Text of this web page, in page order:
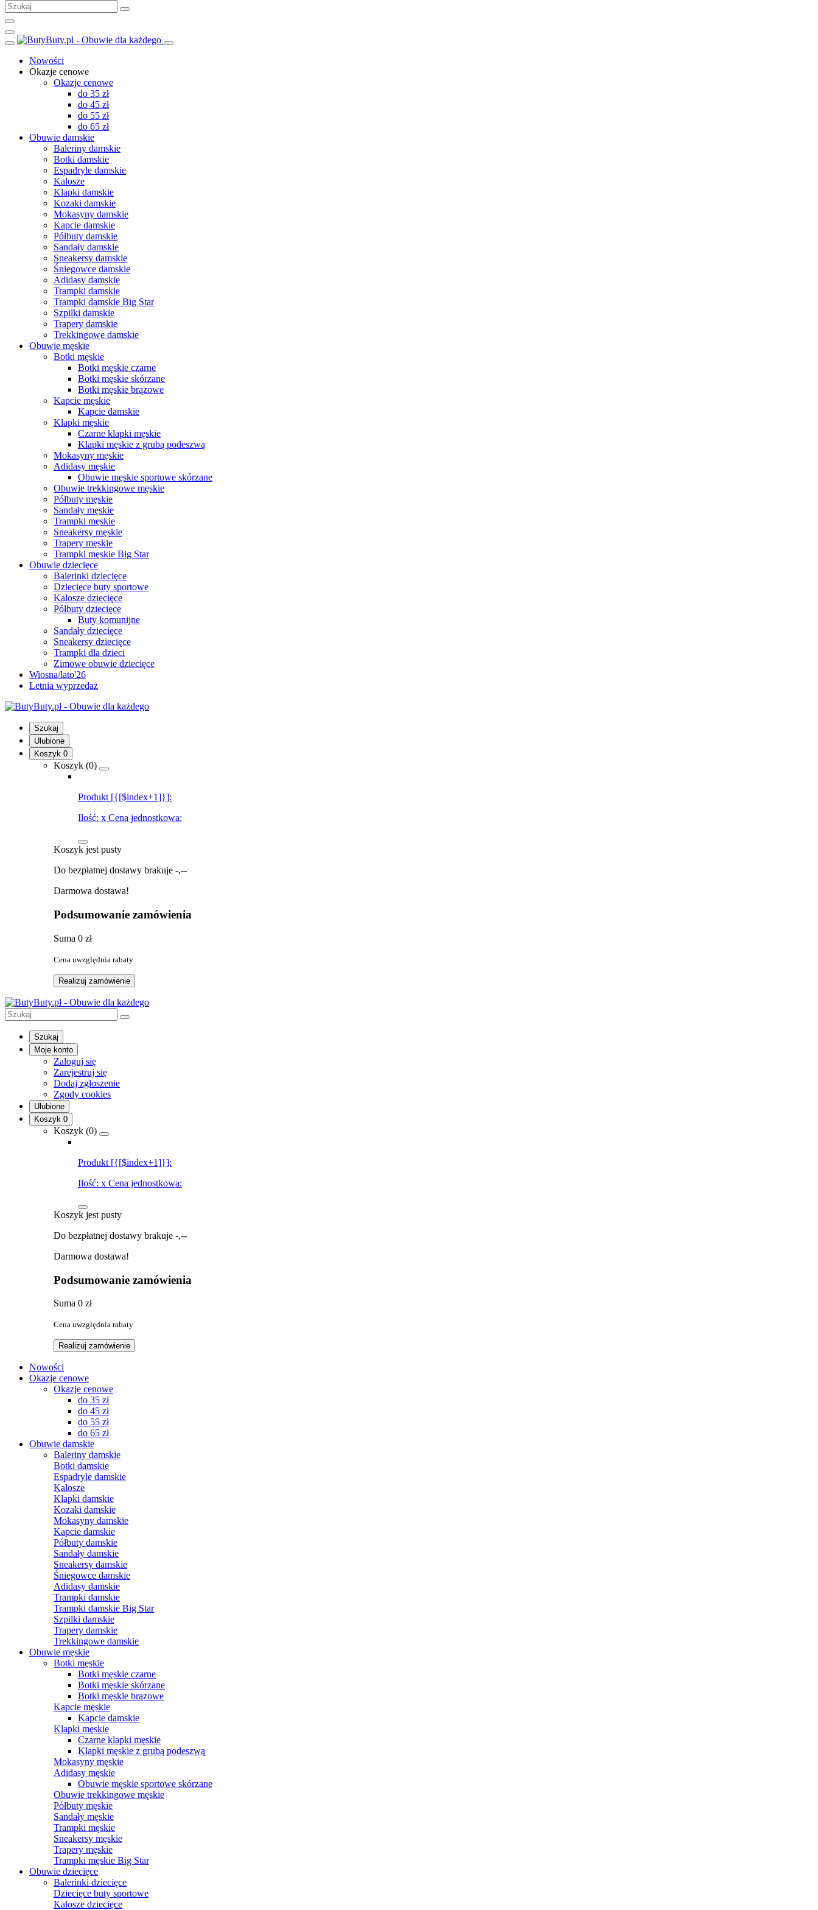
Nowości
Okazje cenowe
Okazje cenowe
do 35 zł
do 45 zł
do 55 zł
do 65 zł
Obuwie damskie
Baleriny damskie
Botki damskie
Espadryle damskie
Kalosze
Klapki damskie
Kozaki damskie
Mokasyny damskie
Kapcie damskie
Półbuty damskie
Sandały damskie
Sneakersy damskie
Śniegowce damskie
Adidasy damskie
Trampki damskie
Trampki damskie Big Star
Szpilki damskie
Trapery damskie
Trekkingowe damskie
Obuwie męskie
Botki męskie
Botki męskie czarne
Botki męskie skórzane
Botki męskie brązowe
Kapcie męskie
Kapcie damskie
Klapki męskie
Czarne klapki męskie
Klapki męskie z grubą podeszwą
Mokasyny męskie
Adidasy męskie
Obuwie męskie sportowe skórzane
Obuwie trekkingowe męskie
Półbuty męskie
Sandały męskie
Trampki męskie
Sneakersy męskie
Trapery męskie
Trampki męskie Big Star
Obuwie dziecięce
Balerinki dziecięce
Dziecięce buty sportowe
Kalosze dziecięce
Półbuty dziecięce
Buty komunijne
Sandały dziecięce
Sneakersy dziecięce
Trampki dla dzieci
Zimowe obuwie dziecięce
Wiosna/lato'26
Letnia wyprzedaż
Szukaj
Ulubione
Koszyk 0
Koszyk (0)
Produkt [{[$index+1]}]:
Ilość: x Cena jednostkowa:
Koszyk jest pusty
Do bezpłatnej dostawy brakuje -,--
Darmowa dostawa!
Podsumowanie zamówienia
Suma 0 zł
Cena uwzględnia rabaty
Realizuj zamówienie
Szukaj
Moje konto
Zaloguj się
Zarejestruj się
Dodaj zgłoszenie
Zgody cookies
Ulubione
Koszyk 0
Koszyk (0)
Produkt [{[$index+1]}]:
Ilość: x Cena jednostkowa:
Koszyk jest pusty
Do bezpłatnej dostawy brakuje -,--
Darmowa dostawa!
Podsumowanie zamówienia
Suma 0 zł
Cena uwzględnia rabaty
Realizuj zamówienie
Nowości
Okazje cenowe
Okazje cenowe
do 35 zł
do 45 zł
do 55 zł
do 65 zł
Obuwie damskie
Baleriny damskie
Botki damskie
Espadryle damskie
Kalosze
Klapki damskie
Kozaki damskie
Mokasyny damskie
Kapcie damskie
Półbuty damskie
Sandały damskie
Sneakersy damskie
Śniegowce damskie
Adidasy damskie
Trampki damskie
Trampki damskie Big Star
Szpilki damskie
Trapery damskie
Trekkingowe damskie
Obuwie męskie
Botki męskie
Botki męskie czarne
Botki męskie skórzane
Botki męskie brązowe
Kapcie męskie
Kapcie damskie
Klapki męskie
Czarne klapki męskie
Klapki męskie z grubą podeszwą
Mokasyny męskie
Adidasy męskie
Obuwie męskie sportowe skórzane
Obuwie trekkingowe męskie
Półbuty męskie
Sandały męskie
Trampki męskie
Sneakersy męskie
Trapery męskie
Trampki męskie Big Star
Obuwie dziecięce
Balerinki dziecięce
Dziecięce buty sportowe
Kalosze dziecięce